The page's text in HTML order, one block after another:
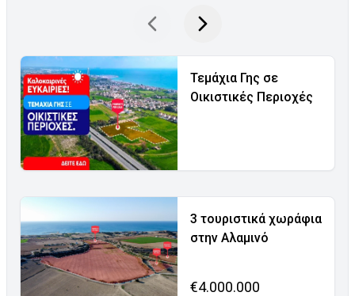
Τεμάχια Γης σε
Οικιστικές Περιοχές
3 τουριστικά χωράφια
στην Αλαμινό
€4.000.000